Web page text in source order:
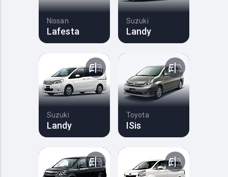
Nissan
Lafesta
Suzuki
Landy
Suzuki
Landy
Toyota
ISis